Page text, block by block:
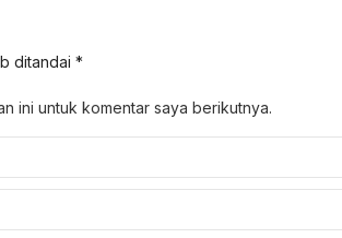
ditandai *
ini untuk komentar saya berikutnya.